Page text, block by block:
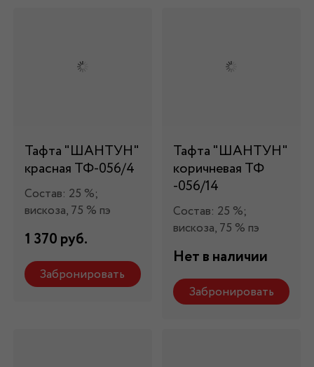
Тафта "ШАНТУН"
красная ТФ-056/4
Состав: 25 %;
вискоза, 75 % пэ
1 370 руб.
Забронировать
Тафта "ШАНТУН"
коричневая ТФ
-056/14
Состав: 25 %;
вискоза, 75 % пэ
Нет в наличии
Забронировать